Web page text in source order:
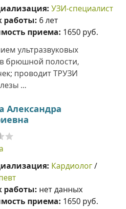
УЗИ-специалист
работы: 6 лет
приема: 1650 руб.
ультразвуковых
брюшной полости,
проводит ТРУЗИ
...
Александра
Кардиолог/
работы: нет данных
приема: 1650 руб.